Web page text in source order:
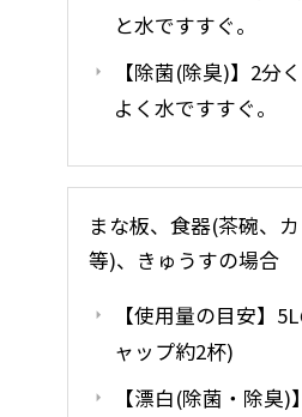
と水ですすぐ。
【除菌(除臭)】2分
よく水ですすぐ。
まな板、食器(茶碗、
等)、きゅうすの場合
【使用量の目安】
ャップ約2杯)
【漂白(除菌・除臭